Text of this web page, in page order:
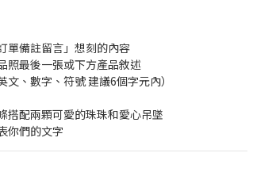
單備註留言」想刻的內容
照最後一張或下方產品敘述
文、數字、符號 建議6個字元內）
搭配兩顆可愛的珠珠和愛心吊墜
你們的文字